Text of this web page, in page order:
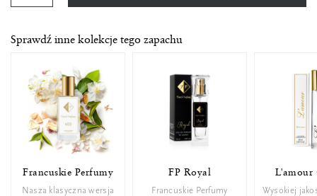
Sprawdź inne kolekcje tego zapachu
Francuskie Perfumy
Nasza klasyczna wersja
FP Royal
Francuskie Perfumy
L'amour
Wysokiej